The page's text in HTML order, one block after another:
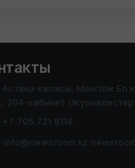
Астана каласы, Менгілік Ел
204-кабинет (Журналистер
+7 705 721 8114
info@newsroom.kz